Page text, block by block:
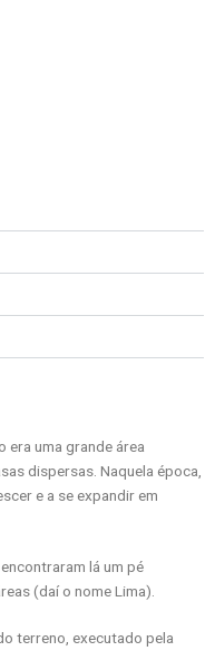
era uma grande área
dispersas. Naquela época,
e a se expandir em
lá um pé
(daí o nome Lima).
terreno, executado pela